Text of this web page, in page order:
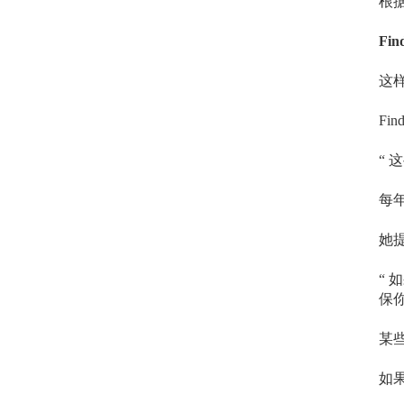
这
“
每
她
“
保
某
如